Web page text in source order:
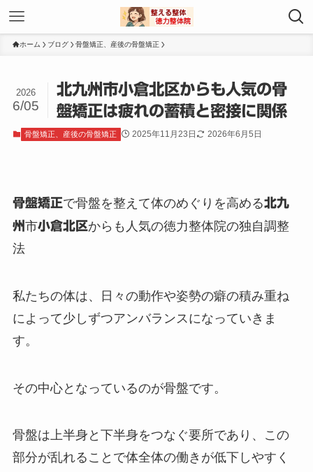
ホーム ブログ 骨盤矯正、産後の骨盤矯正
北九州市小倉北区からも人気の骨
盤矯正は疲れの蓄積と密接に関係
2026
6/05
骨盤矯正、産後の骨盤矯正 2025年11月23日 2026年6月5日
骨盤矯正で骨盤を整えて体のめぐりを高める北九
州市小倉北区からも人気の徳力整体院の独自調整
法
私たちの体は、日々の動作や姿勢の癖の積み重ね
によって少しずつアンバランスになっていきま
す。
その中心となっているのが骨盤です。
骨盤は上半身と下半身をつなぐ要所であり、この
部分が乱れることで体全体の働きが低下しやすく